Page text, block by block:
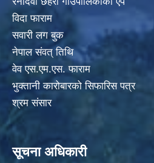
विदा फाराम
सवारी लग बुक
नेपाल संवत् तिथि
वेव एस.एम.एस. फाराम
भुक्तानी कारोबारको सिफारिस पत्र
श्रम संसार
सूचना अधिकारी